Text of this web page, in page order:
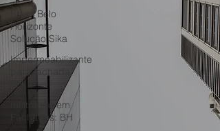
Brasil Belo
Horizonte
Solução Sika
Impermeabilizante
para fachada
BH
Infiltração em
Fachadas: BH